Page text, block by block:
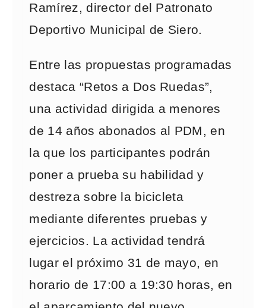
Ramírez, director del Patronato
Deportivo Municipal de Siero.
Entre las propuestas programadas
destaca “Retos a Dos Ruedas”,
una actividad dirigida a menores
de 14 años abonados al PDM, en
la que los participantes podrán
poner a prueba su habilidad y
destreza sobre la bicicleta
mediante diferentes pruebas y
ejercicios. La actividad tendrá
lugar el próximo 31 de mayo, en
horario de 17:00 a 19:30 horas, en